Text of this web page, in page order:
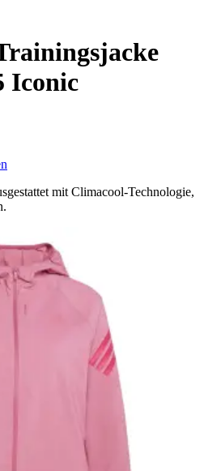
Iconic
mit Climacool-Technologie,